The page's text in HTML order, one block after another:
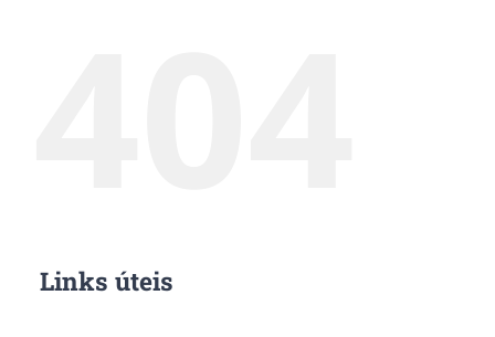
Links úteis